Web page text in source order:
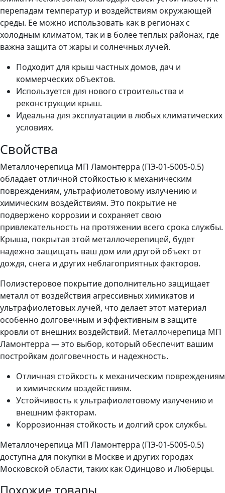
перепадам температур и воздействиям окружающей
среды. Ее можно использовать как в регионах с
холодным климатом, так и в более теплых районах, где
важна защита от жары и солнечных лучей.
Подходит для крыш частных домов, дач и
коммерческих объектов.
Используется для нового строительства и
реконструкции крыш.
Идеальна для эксплуатации в любых климатических
условиях.
Свойства
Металлочерепица МП Ламонтерра (ПЭ-01-5005-0.5)
обладает отличной стойкостью к механическим
повреждениям, ультрафиолетовому излучению и
химическим воздействиям. Это покрытие не
подвержено коррозии и сохраняет свою
привлекательность на протяжении всего срока службы.
Крыша, покрытая этой металлочерепицей, будет
надежно защищать ваш дом или другой объект от
дождя, снега и других неблагоприятных факторов.
Полиэстеровое покрытие дополнительно защищает
металл от воздействия агрессивных химикатов и
ультрафиолетовых лучей, что делает этот материал
особенно долговечным и эффективным в защите
кровли от внешних воздействий. Металлочерепица МП
Ламонтерра — это выбор, который обеспечит вашим
постройкам долговечность и надежность.
Отличная стойкость к механическим повреждениям
и химическим воздействиям.
Устойчивость к ультрафиолетовому излучению и
внешним факторам.
Коррозионная стойкость и долгий срок службы.
Металлочерепица МП Ламонтерра (ПЭ-01-5005-0.5)
доступна для покупки в Москве и других городах
Московской области, таких как Одинцово и Люберцы.